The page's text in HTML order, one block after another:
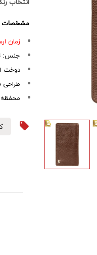
مشخصات
زمان ارسال : تحویل
جنس:
دوخت
طراحی